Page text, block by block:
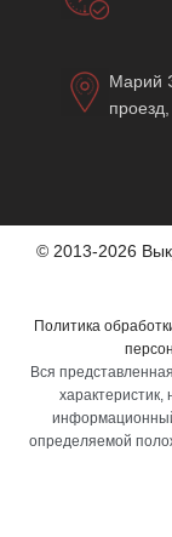
Марий
© 2013-2026
Политика
Вся
характеристик,
определяемой